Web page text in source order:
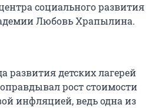
социального развития
Любовь Храпылина.
развития детских лагерей
рост стоимости
инфляцией, ведь одна из